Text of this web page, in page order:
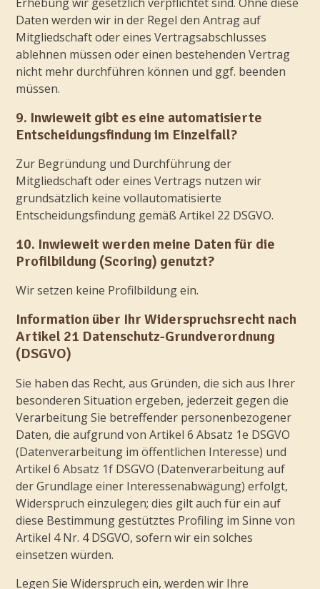
Daten werden wir in der Regel den Antrag auf
Mitgliedschaft oder eines Vertragsabschlusses
ablehnen müssen oder einen bestehenden Vertrag
nicht mehr durchführen können und ggf. beenden
müssen.
9. Inwieweit gibt es eine automatisierte
Entscheidungsfindung im Einzelfall?
Zur Begründung und Durchführung der
Mitgliedschaft oder eines Vertrags nutzen wir
grundsätzlich keine vollautomatisierte
Entscheidungsfindung gemäß Artikel 22 DSGVO.
10. Inwieweit werden meine Daten für die
Profilbildung (Scoring) genutzt?
Wir setzen keine Profilbildung ein.
Information über Ihr Widerspruchsrecht nach
Artikel 21 Datenschutz-Grundverordnung
(DSGVO)
Sie haben das Recht, aus Gründen, die sich aus Ihrer
besonderen Situation ergeben, jederzeit gegen die
Verarbeitung Sie betreffender personenbezogener
Daten, die aufgrund von Artikel 6 Absatz 1e DSGVO
(Datenverarbeitung im öffentlichen Interesse) und
Artikel 6 Absatz 1f DSGVO (Datenverarbeitung auf
der Grundlage einer Interessenabwägung) erfolgt,
Widerspruch einzulegen; dies gilt auch für ein auf
diese Bestimmung gestütztes Profiling im Sinne von
Artikel 4 Nr. 4 DSGVO, sofern wir ein solches
einsetzen würden.
Legen Sie Widerspruch ein, werden wir Ihre